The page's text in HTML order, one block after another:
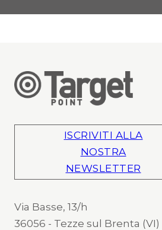
ISCRIVITI ALLA
NOSTRA
NEWSLETTER
Via Basse, 13/h
36056 - Tezze sul Brenta (VI)